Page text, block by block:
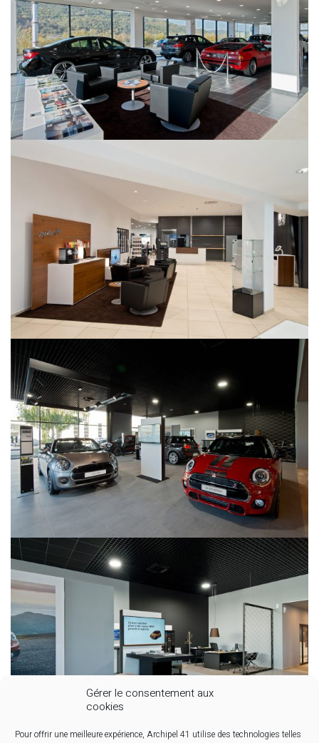
Gérer le consentement aux
cookies
Pour offrir une meilleure expérience, Archipel 41 utilise des technologies telles